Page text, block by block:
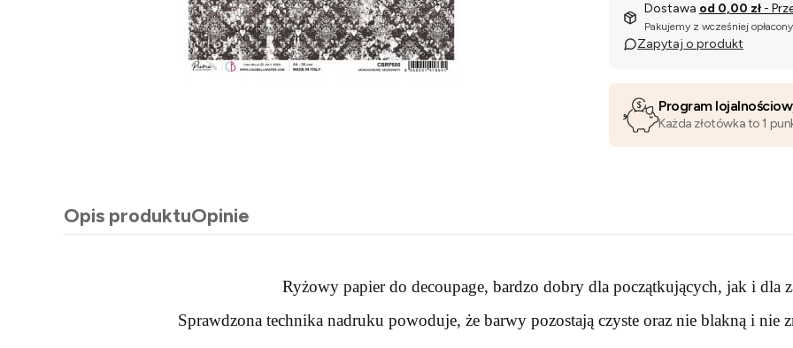
Dostawa od 0,00 zł -
Pakujemy z wcześniej
Zapytaj o produkt
Program
Każda złotówka to 1
Opis produktuOpinie
Ryżowy papier do decoupage, bardzo dobry dla początkujących, jak i dla
Sprawdzona technika nadruku powoduje, że barwy pozostają czyste oraz nie blakną i nie